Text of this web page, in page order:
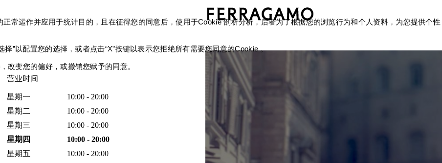
营业时间
星期一
10:00 - 20:00
星期二
10:00 - 20:00
星期三
10:00 - 20:00
星期四
10:00 - 20:00
星期五
10:00 - 20:00
常运作并应用于统计目的，且在征得您的同意后，使用于Cookie 剖析分析，后者为了根据您的浏览行为和个人资料，为您提供个性
”以配置您的选择，或者点击“X”按键以表示您拒绝所有需要您同意的Cookie 。
改变您的偏好，或撤销您赋予的同意。